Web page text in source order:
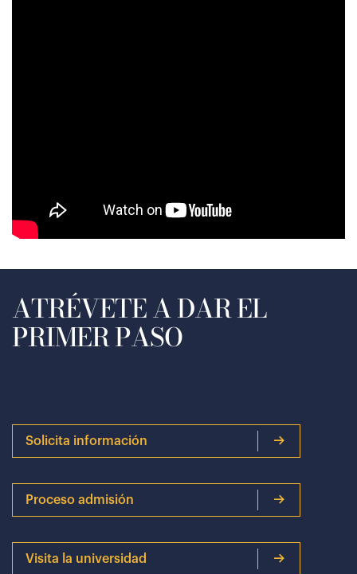
ATRÉVETE A DAR EL
PRIMER PASO
Solicita información
Proceso admisión
Visita la universidad